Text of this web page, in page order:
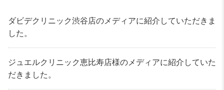
ダビデクリニック渋谷店のメディアに紹介していただきま
した。
ジュエルクリニック恵比寿店様のメディアに紹介していた
だきました。